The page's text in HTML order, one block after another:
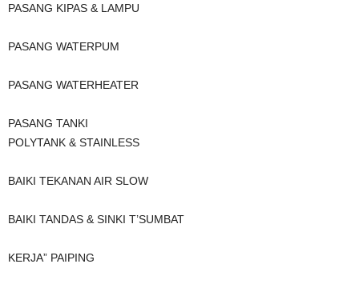
PASANG KIPAS & LAMPU
PASANG WATERPUM
PASANG WATERHEATER
PASANG TANKI
POLYTANK & STAINLESS
BAIKI TEKANAN AIR SLOW
BAIKI TANDAS & SINKI T’SUMBAT
KERJA” PAIPING